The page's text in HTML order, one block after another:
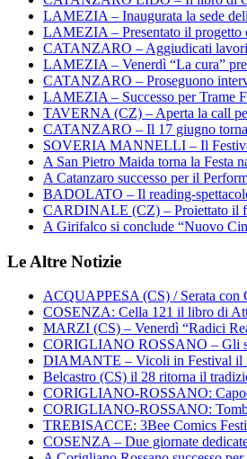
LAMEZIA – Inaugurata la sede
LAMEZIA – Presentato il progetto
CATANZARO – Aggiudicati lavori
LAMEZIA – Venerdì “La cura”
CATANZARO – Proseguono
LAMEZIA – Successo per Trame
TAVERNA (CZ) – Aperta la call
CATANZARO – Il 17 giugno
SOVERIA MANNELLI – Il
A San Pietro Maida torna la Festa
A Catanzaro successo per il
BADOLATO – Il reading-
CARDINALE (CZ) – Proiettato il
A Girifalco si conclude “Nuovo
Le Altre Notizie
ACQUAPPESA (CS) / Serata con
COSENZA: Cella 121 il libro di
MARZI (CS) – Venerdì “Radici
CORIGLIANO ROSSANO – Gli
DIAMANTE – Vicoli in Festival il
Belcastro (CS) il 28 ritorna il
CORIGLIANO-ROSSANO:
CORIGLIANO-ROSSANO:
TREBISACCE: 3Bee Comics
COSENZA – Due giornate